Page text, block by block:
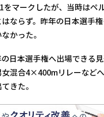
をマークしたが、当時はペ
ならず。昨年の日本選手
かった。
日本選手権へ出場できる
女混合4×400mリレーなど
きた。